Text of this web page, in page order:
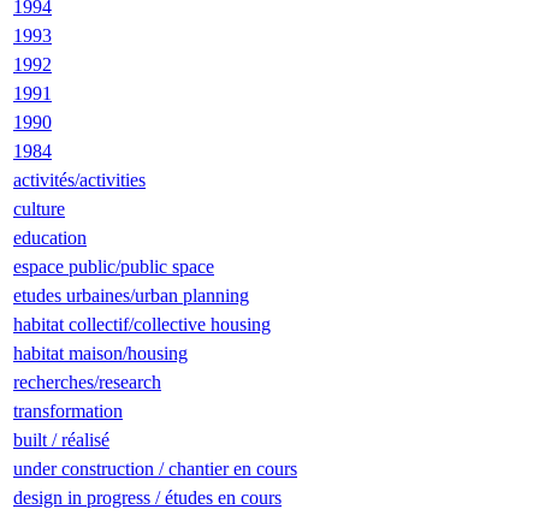
1994
1993
1992
1991
1990
1984
activités/activities
culture
education
espace public/public space
etudes urbaines/urban planning
habitat collectif/collective housing
habitat maison/housing
recherches/research
transformation
built / réalisé
under construction / chantier en cours
design in progress / études en cours